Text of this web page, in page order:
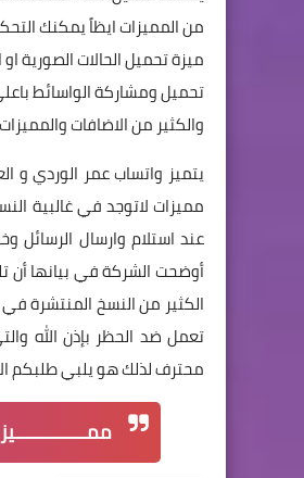
من المميزات ايظاً يمكنك
ميزة تحميل الحالات الصورية
تحميل ومشاركة الواسائط
والكثير من الاضافات
يتميز واتساب عمر الوردي و
مميزات لاتوجد في غالبية
أوضحت الشركة في بيانها أن
الكثير من النسخ المنتشرة
تعمل ضد الحظر بإذن الله
محترف لذلك هو يلبي طلبكم